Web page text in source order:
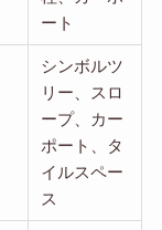
ート
シンボルツ
リー、スロ
ープ、カー
ポート、タ
イルスペー
ス